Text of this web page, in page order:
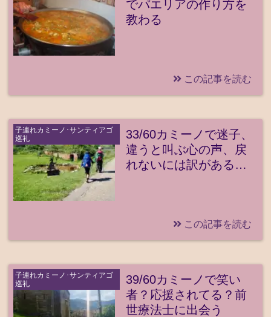
でパエリアの作り方を
教わる
この記事を読む
子連れカミーノ･サンティアゴ
巡礼
33/60カミーノで迷子、
違うと叫ぶ心の声、戻
れないには訳がある…
この記事を読む
子連れカミーノ･サンティアゴ
巡礼
39/60カミーノで笑い
者？応援されてる？前
世療法士に出会う